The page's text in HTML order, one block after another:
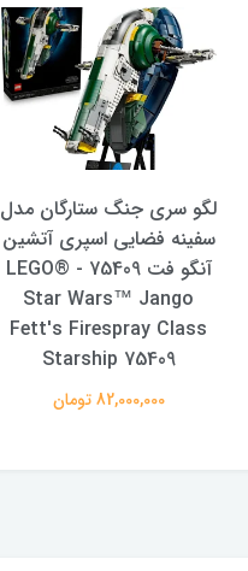
لگو سری جنگ ستارگان مدل
سفینه فضایی اسپری آتشین
آنگو فت 75409 - LEGO®
Star Wars™ Jango
Fett's Firespray Class
Starship 75409
82,000,000 تومان